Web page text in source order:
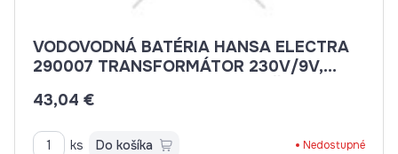
VODOVODNÁ BATÉRIA HANSA ELECTRA
290007 TRANSFORMÁTOR 230V/9V,
43,04 €
ks Do košíka Nedostupné